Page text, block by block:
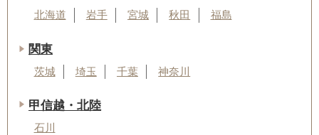
北海道 岩手 宮城 秋田 福島
関東
茨城 埼玉 千葉 神奈川
甲信越・北陸
石川